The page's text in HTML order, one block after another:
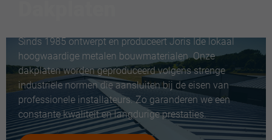
Sinds 1985 ontwerpt en produceert Joris Ide lokaal
hoogwaardige metalen bouwmaterialen. Onze
dakplaten worden geproduceerd volgens strenge
industriële normen die aansluiten bij de eisen van
professionele installateurs. Zo garanderen we een
constante kwaliteit en langdurige prestaties.